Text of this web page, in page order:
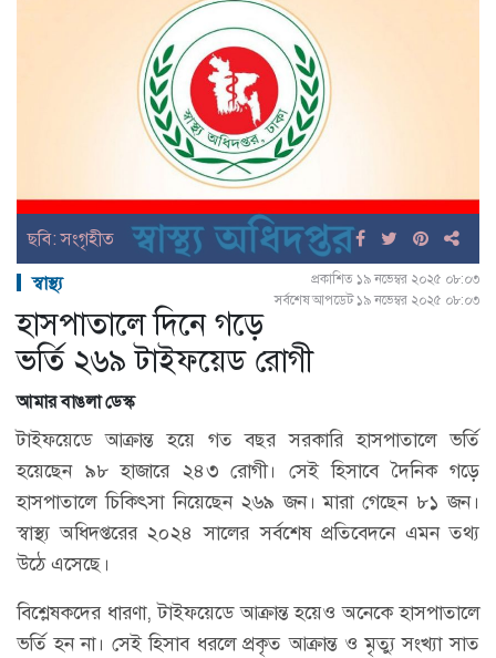
ছবি: সংগৃহীত
স্বাস্থ্য
প্রকাশিত ১৯ নভেম্বর ২০২৫ ০৮:০৩
সর্বশেষ আপডেট ১৯ নভেম্বর ২০২৫ ০৮:০৩
হাসপাতালে দিনে গড়ে
ভর্তি ২৬৯ টাইফয়েড রোগী
আমার বাঙলা ডেস্ক
টাইফয়েডে আক্রান্ত হয়ে গত বছর সরকারি হাসপাতালে ভর্তি
হয়েছেন ৯৮ হাজারে ২৪৩ রোগী। সেই হিসাবে দৈনিক গড়ে
হাসপাতালে চিকিৎসা নিয়েছেন ২৬৯ জন। মারা গেছেন ৮১ জন।
স্বাস্থ্য অধিদপ্তরের ২০২৪ সালের সর্বশেষ প্রতিবেদনে এমন তথ্য
উঠে এসেছে।
বিশ্লেষকদের ধারণা, টাইফয়েডে আক্রান্ত হয়েও অনেকে হাসপাতালে
ভর্তি হন না। সেই হিসাব ধরলে প্রকৃত আক্রান্ত ও মৃত্যু সংখ্যা সাত